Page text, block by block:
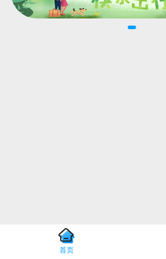
首页